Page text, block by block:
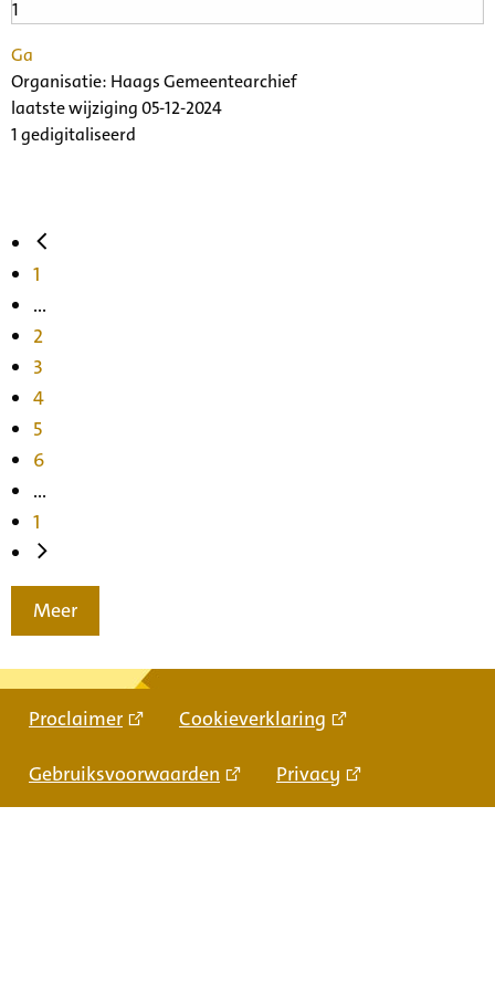
Ga
Organisatie: Haags Gemeentearchief
laatste wijziging 05-12-2024
1 gedigitaliseerd
1
...
2
3
4
5
6
...
1
Meer
Proclaimer Cookieverklaring
Gebruiksvoorwaarden Privacy